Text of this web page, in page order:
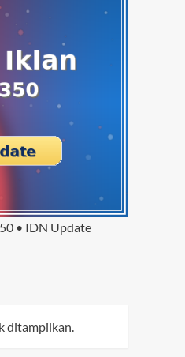
• IDN Update
ditampilkan.